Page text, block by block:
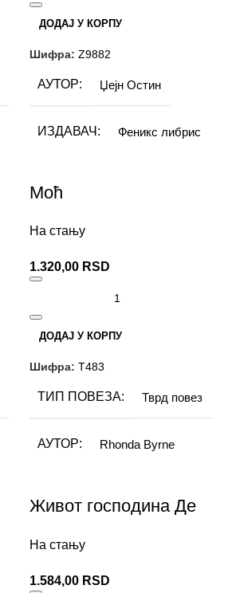
ДОДАЈ У КОРПУ
Шифра: Z9882
АУТОР Џејн Остин
ИЗДАВАЧ Феникс либрис
ФОРМАТ
БРОЈ СТРАНИЦА
ПИСМО
Моћ
На стању
1.320,00 RSD
ДОДАЈ У КОРПУ
Шифра: Т483
ТИП ПОВЕЗА Тврд повез
АУТОР Rhonda Byrne
БРОЈ СТРАНИЦА
ПИСМО Ћирилица
Живот господина Де
На стању
1.584,00 RSD